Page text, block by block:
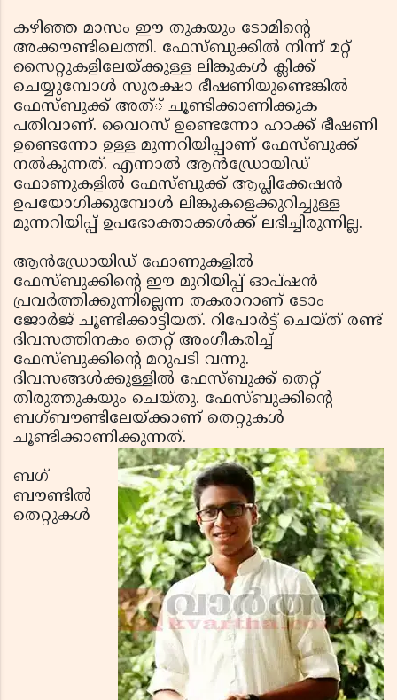
കഴിഞ്ഞ മാസം ഈ തുകയും ടോമിന്റെ
അക്കൗണ്ടിലെത്തി. ഫേസ്ബുക്കില്‍ നിന്ന് മറ്റ്
സൈറ്റുകളിലേയ്ക്കുള്ള ലിങ്കുകള്‍ ക്ലിക്ക്
ചെയ്യുമ്പോള്‍ സുരക്ഷാ ഭീഷണിയുണ്ടെങ്കില്‍
ഫേസ്ബുക്ക് അത്് ചൂണ്ടിക്കാണിക്കുക
പതിവാണ്. വൈറസ് ഉണ്ടെന്നോ ഹാക്ക് ഭീഷണി
ഉണ്ടെന്നോ ഉള്ള മുന്നറിയിപ്പാണ് ഫേസ്ബുക്ക്
നല്‍കുന്നത്. എന്നാല്‍ ആന്‍ഡ്രോയിഡ്
ഫോണുകളില്‍ ഫേസ്ബുക്ക് ആപ്ലിക്കേഷന്‍
ഉപയോഗിക്കുമ്പോള്‍ ലിങ്കുകളെക്കുറിച്ചുള്ള
മുന്നറിയിപ്പ് ഉപഭോക്താക്കള്‍ക്ക് ലഭിച്ചിരുന്നില്ല.
ആന്‍ഡ്രോയിഡ് ഫോണുകളില്‍
ഫേസ്ബുക്കിന്റെ ഈ മുറിയിപ്പ് ഓപ്ഷന്‍
പ്രവര്‍ത്തിക്കുന്നില്ലെന്ന തകരാറാണ് ടോം
ജോര്‍ജ് ചൂണ്ടിക്കാട്ടിയത്. റിപോര്‍ട്ട് ചെയ്ത് രണ്ട്
ദിവസത്തിനകം തെറ്റ് അംഗീകരിച്ച്
ഫേസ്ബുക്കിന്റെ മറുപടി വന്നു.
ദിവസങ്ങള്‍ക്കുള്ളില്‍ ഫേസ്ബുക്ക് തെറ്റ്
തിരുത്തുകയും ചെയ്തു. ഫേസ്ബുക്കിന്റെ
ബഗ്ബൗണ്ടിലേയ്ക്കാണ് തെറ്റുകള്‍
ചൂണ്ടിക്കാണിക്കുന്നത്.
ബഗ്
ബൗണ്ടില്‍
തെറ്റുകള്‍